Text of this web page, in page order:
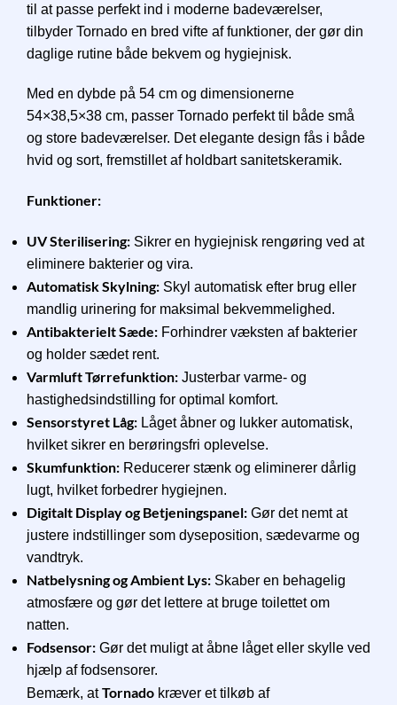
til at passe perfekt ind i moderne badeværelser,
tilbyder Tornado en bred vifte af funktioner, der gør din
daglige rutine både bekvem og hygiejnisk.
Med en dybde på 54 cm og dimensionerne
54×38,5×38 cm, passer Tornado perfekt til både små
og store badeværelser. Det elegante design fås i både
hvid og sort, fremstillet af holdbart sanitetskeramik.
Funktioner:
UV Sterilisering: Sikrer en hygiejnisk rengøring ved at
eliminere bakterier og vira.
Automatisk Skylning: Skyl automatisk efter brug eller
mandlig urinering for maksimal bekvemmelighed.
Antibakterielt Sæde: Forhindrer væksten af bakterier
og holder sædet rent.
Varmluft Tørrefunktion: Justerbar varme- og
hastighedsindstilling for optimal komfort.
Sensorstyret Låg: Låget åbner og lukker automatisk,
hvilket sikrer en berøringsfri oplevelse.
Skumfunktion: Reducerer stænk og eliminerer dårlig
lugt, hvilket forbedrer hygiejnen.
Digitalt Display og Betjeningspanel: Gør det nemt at
justere indstillinger som dyseposition, sædevarme og
vandtryk.
Natbelysning og Ambient Lys: Skaber en behagelig
atmosfære og gør det lettere at bruge toilettet om
natten.
Fodsensor: Gør det muligt at åbne låget eller skylle ved
hjælp af fodsensorer.
Bemærk, atTornado kræver et tilkøb af